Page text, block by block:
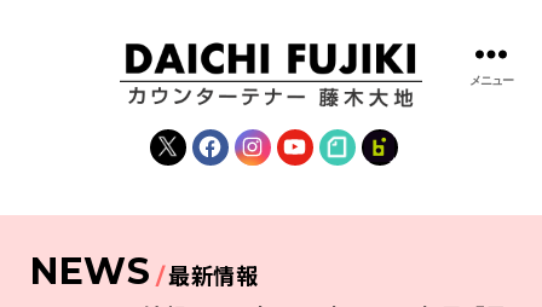
木
大
|
X FacebookInstagramYouTube
note fanclub
メニュー
NEWS 最新情報